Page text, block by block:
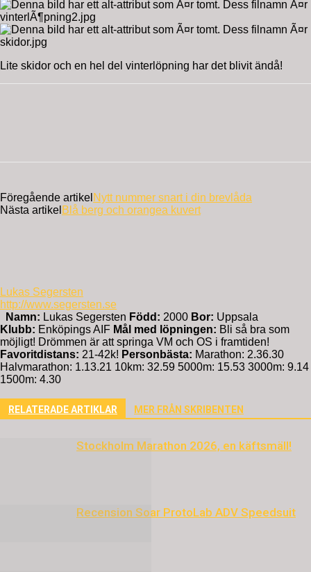
Lite skidor och en hel del vinterlöpning har det blivit ändå!
Föregående artikel Nytt nummer snart i din brevlåda
Nästa artikel Blå berg och orangea kuvert
Lukas Segersten
http://www.segersten.se
Namn: Lukas Segersten Född: 2000 Bor: Uppsala
Klubb: Enköpings AIF Mål med löpningen: Bli så bra som
möjligt! Drömmen är att springa VM och OS i framtiden!
Favoritdistans: 21-42k! Personbästa: Marathon: 2.36.30
Halvmarathon: 1.13.21 10km: 32.59 5000m: 15.53 3000m: 9.14
1500m: 4.30
RELATERADE ARTIKLAR MER FRÅN SKRIBENTEN
Stockholm Marathon 2026, en käftsmäll!
Recension Soar ProtoLab ADV Speedsuit